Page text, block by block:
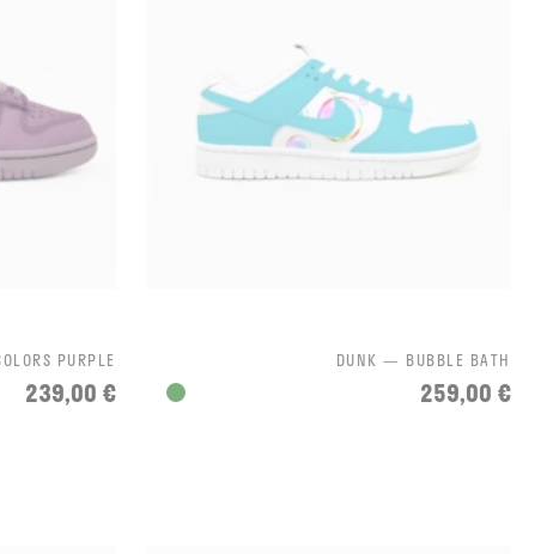
PURPLE
239,00 €
DUNK — BUBBLE BATH
259,00 €